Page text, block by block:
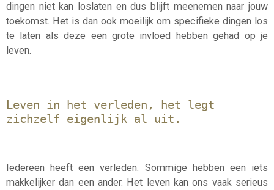
dingen niet kan loslaten en dus blijft meenemen naar jouw
toekomst. Het is dan ook moeilijk om specifieke dingen los
te laten als deze een grote invloed hebben gehad op je
leven.
Leven in het verleden, het legt
zichzelf eigenlijk al uit.
Iedereen heeft een verleden. Sommige hebben een iets
makkelijker dan een ander. Het leven kan ons vaak serieus